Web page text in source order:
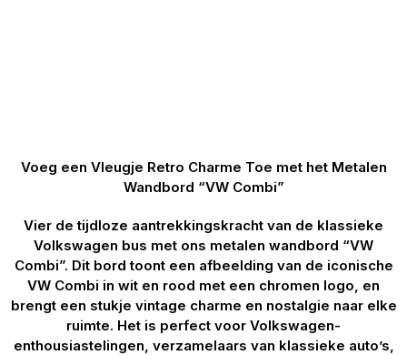
Voeg een Vleugje Retro Charme Toe met het Metalen
Wandbord “VW Combi”
Vier de tijdloze aantrekkingskracht van de klassieke
Volkswagen bus met ons metalen wandbord “VW
Combi”. Dit bord toont een afbeelding van de iconische
VW Combi in wit en rood met een chromen logo, en
brengt een stukje vintage charme en nostalgie naar elke
ruimte. Het is perfect voor Volkswagen-
enthousiastelingen, verzamelaars van klassieke auto’s,